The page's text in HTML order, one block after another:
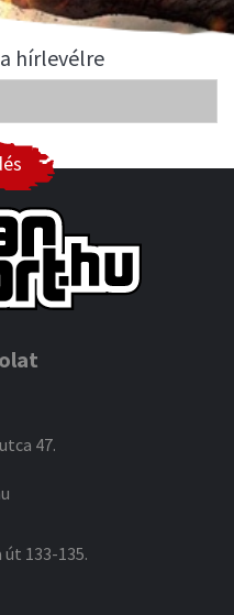
hírlevélre
47.
133-135.